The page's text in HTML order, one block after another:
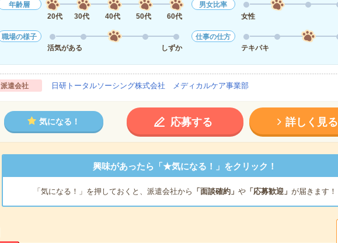
年齢層
20代
30代 40代 50代 60代
男女比率
女性
職場の様子
活気がある
しずか
仕事の仕方
テキパキ
派遣会社 日研トータルソーシング株式会社 メディカルケア事業部
気になる！ 応募する 詳しく見る
興味があったら「★気になる！」をクリック！
「気になる！」を押しておくと、派遣会社から 「面談確約」 や「応募歓迎」 が届きます！